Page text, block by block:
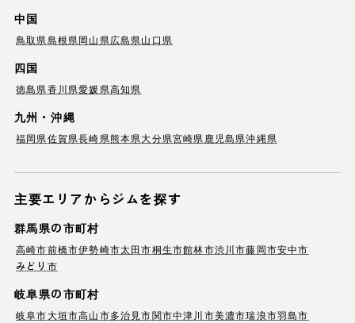
中国
鳥取県島根県岡山県広島県山口県
四国
徳島県香川県愛媛県高知県
九州・沖縄
福岡県佐賀県長崎県熊本県大分県宮崎県 鹿児島県沖縄県
主要エリアからジムを探す
群馬県の市町村
高崎市前橋市伊勢崎市太田市桐生市館林市渋川市藤岡市安中市
みどり市
岐阜県の市町村
岐阜市大垣市高山市多治見市関市中津川市美濃市瑞浪市羽島市